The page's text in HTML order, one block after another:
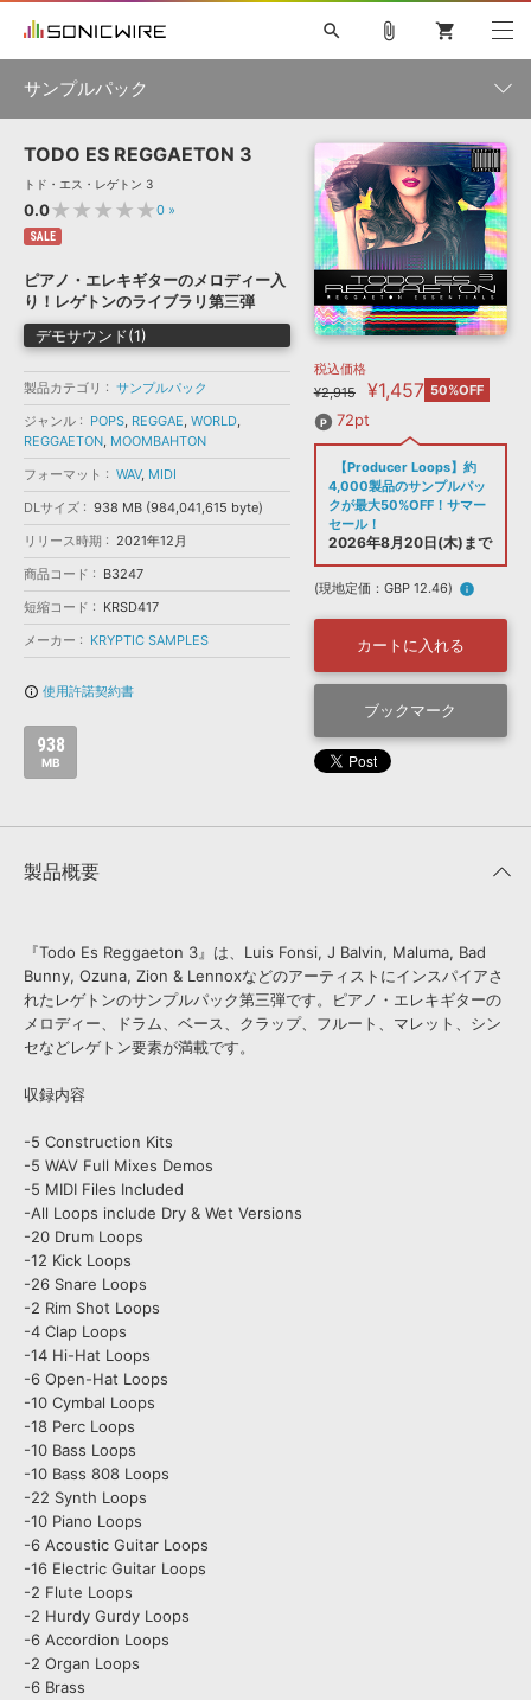
ソフト音源 »
プラグイン・エフェクト »
サンプルパック »
ソフトウェア／ツール »
DAW »
効果音 »
BGM »
特集 »
ニュースレター »
SONICWIREブログ »
製品サポート情報 »
DTMガイド »
FAQ »
お問い合わせ »
音楽カード
楽曲配信流通サービス
無償のサウンド管理ソフト
次世代型 ボーカル・エディタ
映像のBGM・セリフを音声分離
SLS
search
初音ミク NT 鏡音リン・レン V4X 巡音ルカ V4X
MEIKO V3
KAITO V3
VOCALOID TOONTRACK
SPITFIRE AUDIO
VIENNA
EZ DRUMMER 3
ライセンスフリーBGM
ボーカル抜き出し
DUBSTEP
ELECTRONICA
EDM TRANCE MUTANT
ROUTER.FM
SONOCA
ソフト音源 プラグイン・エフェクト
ソフトウェア／ツール 効果音
attach_file shopping_cart
サンプルパック
製品一覧
メーカー
フォーマット
ランキング
TODO ES REGGAETON 3
トド・エス・レゲトン 3
0.0★★★★★0 »
SALE
ピアノ・エレキギターのメロディー入
り！レゲトンのライブラリ第三弾
デモサウンド(1)
製品カテゴリ
サンプルパック
ジャンル
POPS, REGGAE, WORLD,
REGGAETON, MOOMBAHTON
フォーマット
WAV, MIDI
DLサイズ
938 MB (984,041,615 byte)
リリース時期
2021年12月
商品コード
B3247
短縮コード
KRSD417
メーカー
KRYPTIC SAMPLES
info_outline 使用許諾契約書
938
MB
税込価格
¥2,915
¥1,457 50%OFF
72pt
【Producer Loops】約
4,000製品のサンプルパッ
クが最大50%OFF！サマー
セール！
2026年8月20日(木)まで
(現地定価：GBP 12.46) info
カートに入れる
ブックマーク
製品概要
『Todo Es Reggaeton 3』は、Luis Fonsi, J Balvin, Maluma, Bad
Bunny, Ozuna, Zion & Lennoxなどのアーティストにインスパイアさ
れたレゲトンのサンプルパック第三弾です。ピアノ・エレキギターの
メロディー、ドラム、ベース、クラップ、フルート、マレット、シン
セなどレゲトン要素が満載です。
収録内容
-5 Construction Kits
-5 WAV Full Mixes Demos
-5 MIDI Files Included
-All Loops include Dry & Wet Versions
-20 Drum Loops
-12 Kick Loops
-26 Snare Loops
-2 Rim Shot Loops
-4 Clap Loops
-14 Hi-Hat Loops
-6 Open-Hat Loops
-10 Cymbal Loops
-18 Perc Loops
-10 Bass Loops
-10 Bass 808 Loops
-22 Synth Loops
-10 Piano Loops
-6 Acoustic Guitar Loops
-16 Electric Guitar Loops
-2 Flute Loops
-2 Hurdy Gurdy Loops
-6 Accordion Loops
-2 Organ Loops
-6 Brass